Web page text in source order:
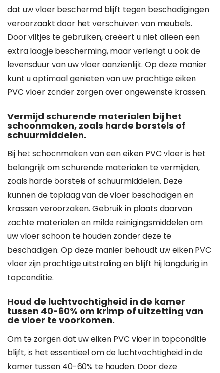
dat uw vloer beschermd blijft tegen beschadigingen
veroorzaakt door het verschuiven van meubels.
Door viltjes te gebruiken, creëert u niet alleen een
extra laagje bescherming, maar verlengt u ook de
levensduur van uw vloer aanzienlijk. Op deze manier
kunt u optimaal genieten van uw prachtige eiken
PVC vloer zonder zorgen over ongewenste krassen.
Vermijd schurende materialen bij het
schoonmaken, zoals harde borstels of
schuurmiddelen.
Bij het schoonmaken van een eiken PVC vloer is het
belangrijk om schurende materialen te vermijden,
zoals harde borstels of schuurmiddelen. Deze
kunnen de toplaag van de vloer beschadigen en
krassen veroorzaken. Gebruik in plaats daarvan
zachte materialen en milde reinigingsmiddelen om
uw vloer schoon te houden zonder deze te
beschadigen. Op deze manier behoudt uw eiken PVC
vloer zijn prachtige uitstraling en blijft hij langdurig in
topconditie.
Houd de luchtvochtigheid in de kamer
tussen 40-60% om krimp of uitzetting van
de vloer te voorkomen.
Om te zorgen dat uw eiken PVC vloer in topconditie
blijft, is het essentieel om de luchtvochtigheid in de
kamer tussen 40-60% te houden. Door deze